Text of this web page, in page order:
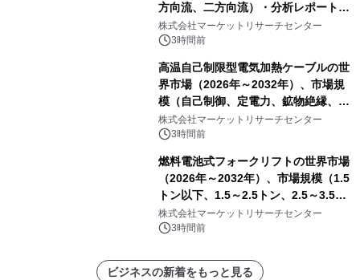
方向流、二方向流）・分析レポートを
発表
株式会社マーケットリサーチセンター
3時間前
高温自己制限型電気加熱ケーブルの世
界市場（2026年～2032年）、市場規
模（自己制御、定電力、鉱物絶縁、表
皮効果）・分析レポートを発表
株式会社マーケットリサーチセンター
3時間前
燃料電池式フォークリフトの世界市場
（2026年～2032年）、市場規模（1.5
トン以下、1.5～2.5トン、2.5～3.5ト
ン、3.5～5.0トン、その他）・分析レ
ポートを発表
株式会社マーケットリサーチセンター
3時間前
ビジネスの新着をもっと見る